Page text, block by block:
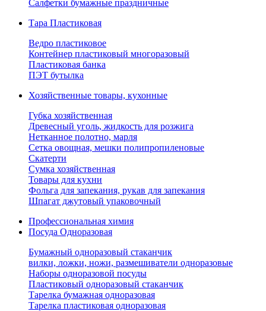
Салфетки бумажные праздничные
Тара Пластиковая
Ведро пластиковое
Контейнер пластиковый многоразовый
Пластиковая банка
ПЭТ бутылка
Хозяйственные товары, кухонные
Губка хозяйственная
Древесный уголь, жидкость для розжига
Нетканное полотно, марля
Сетка овощная, мешки полипропиленовые
Скатерти
Сумка хозяйственная
Товары для кухни
Фольга для запекания, рукав для запекания
Шпагат джутовый упаковочный
Профессиональная химия
Посуда Одноразовая
Бумажный одноразовый стаканчик
вилки, ложки, ножи, размешиватели одноразовые
Наборы одноразовой посуды
Пластиковый одноразовый стаканчик
Тарелка бумажная одноразовая
Тарелка пластиковая одноразовая